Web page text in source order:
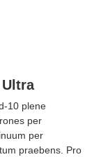
10 plene
per
per
praebens. Pro